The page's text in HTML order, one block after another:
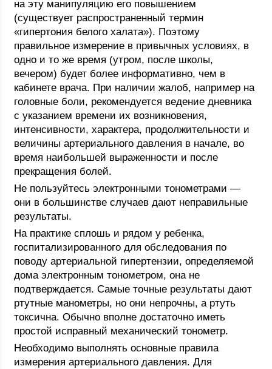
на эту манипуляцию его повышением
(существует распространенный термин
«гипертония белого халата»). Поэтому
правильное измерение в привычных условиях, в
одно и то же время (утром, после школы,
вечером) будет более информативно, чем в
кабинете врача. При наличии жалоб, например на
головные боли, рекомендуется ведение дневника
с указанием времени их возникновения,
интенсивности, характера, продолжительности и
величины артериального давления в начале, во
время наибольшей выраженности и после
прекращения болей.
Не пользуйтесь электронными тонометрами —
они в большинстве случаев дают неправильные
результаты.
На практике сплошь и рядом у ребенка,
госпитализированного для обследования по
поводу артериальной гипертензии, определяемой
дома электронным тонометром, она не
подтверждается. Самые точные результаты дают
ртутные манометры, но они непрочны, а ртуть
токсична. Обычно вполне достаточно иметь
простой исправный механический тонометр.
Необходимо выполнять основные правила
измерения артериального давления. Для